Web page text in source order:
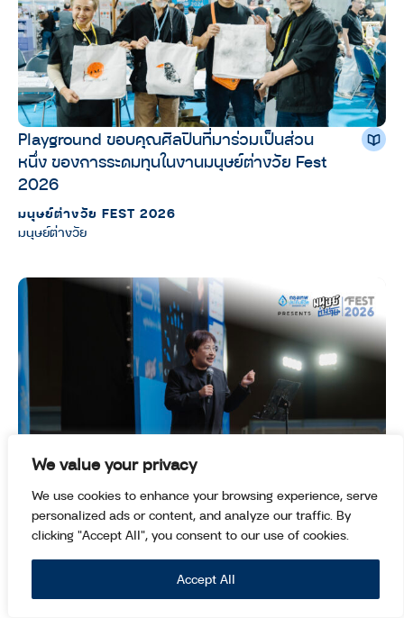
We value your privacy
We use cookies to enhance your browsing experience, serve
personalized ads or content, and analyze our traffic. By
clicking "Accept All", you consent to our use of cookies.
Accept All
Playground ขอบคุณศิลปินที่มาร่วมเป็นส่วน
หนึ่ง ของการระดมทุนในงานมนุษย์ต่างวัย Fest
2026
มนุษย์ต่างวัย FEST 2026
มนุษย์ต่างวัย
“โสด” ไม่เท่ากับ “เหงา” เพราะชีวิตที่มีความ
หมาย ไม่ได้มีแค่ความสัมพันธ์แบบคู่รัก | Stage
มนุษย์ต่างวัย Fest 2026